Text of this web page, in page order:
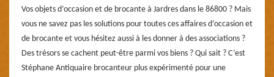
Vos objets d’occasion et de brocante à Jardres dans le 86800 ? Mais
vous ne savez pas les solutions pour toutes ces affaires d’occasion et
de brocante et vous hésitez aussi à les donner à des associations ?
Des trésors se cachent peut-être parmi vos biens ? Qui sait ? C’est
Stéphane Antiquaire brocanteur plus expérimenté pour une